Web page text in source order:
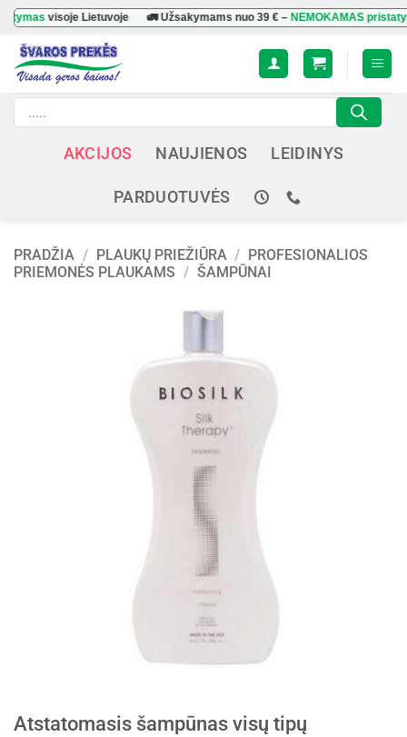
Skip
content
visoje Lietuvoje 🚛 Užsakymams nuo39 €–NEMOKAMAS pristatymas
Products
search
AKCIJOS NAUJIENOS LEIDINYS
PARDUOTUVĖS
PRADŽIA / PLAUKŲ PRIEŽIŪRA / PROFESIONALIOS
PRIEMONĖS PLAUKAMS / ŠAMPŪNAI
Atstatomasis šampūnas visų tipų